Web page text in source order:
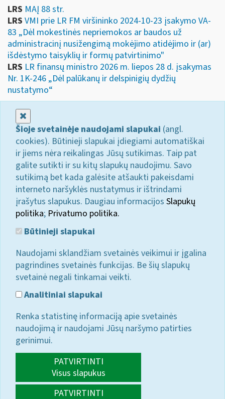
LRS MAĮ 88 str.
LRS VMI prie LR FM viršininko 2024-10-23 įsakymo VA-
83 „Dėl mokestinės nepriemokos ar baudos už
administracinį nusižengimą mokėjimo atidėjimo ir (ar)
išdėstymo taisyklių ir formų patvirtinimo"
LRS LR finansų ministro 2026 m. liepos 28 d. įsakymas
Nr. 1K-246 „Dėl palūkanų ir delspinigių dydžių
nustatymo“
Šioje svetainėje naudojami slapukai (angl.
cookies). Būtinieji slapukai įdiegiami automatiškai
ir jiems nėra reikalingas Jūsų sutikimas. Taip pat
galite sutikti ir su kitų slapukų naudojimu. Savo
sutikimą bet kada galėsite atšaukti pakeisdami
interneto naršyklės nustatymus ir ištrindami
įrašytus slapukus. Daugiau informacijos Slapukų
politika; Privatumo politika.
Būtinieji slapukai
Naudojami sklandžiam svetainės veikimui ir įgalina
pagrindines svetainės funkcijas. Be šių slapukų
svetainė negali tinkamai veikti.
Analitiniai slapukai
Renka statistinę informaciją apie svetainės
naudojimą ir naudojami Jūsų naršymo patirties
gerinimui.
PATVIRTINTI
Visus slapukus
PATVIRTINTI